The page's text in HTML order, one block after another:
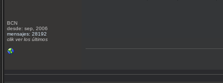
BCN
desde: sep, 2006
mensajes: 28192
clik ver los últimos